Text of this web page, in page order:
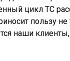
цикл ТС
пользу не
наши